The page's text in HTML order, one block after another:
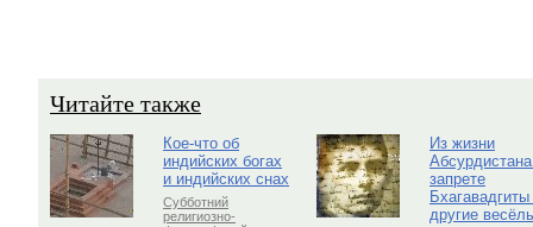
Читайте также
Кое-что об
индийских богах
и индийских снах
Субботний
религиозно-
Из жизни
запрете
Бхагавадгиты
другие